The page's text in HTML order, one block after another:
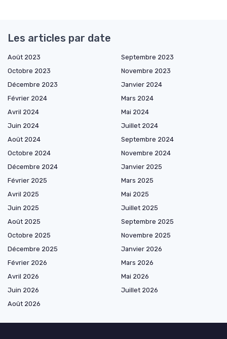
Les articles par date
Août 2023
Septembre 2023
Octobre 2023
Novembre 2023
Décembre 2023
Janvier 2024
Février 2024
Mars 2024
Avril 2024
Mai 2024
Juin 2024
Juillet 2024
Août 2024
Septembre 2024
Octobre 2024
Novembre 2024
Décembre 2024
Janvier 2025
Février 2025
Mars 2025
Avril 2025
Mai 2025
Juin 2025
Juillet 2025
Août 2025
Septembre 2025
Octobre 2025
Novembre 2025
Décembre 2025
Janvier 2026
Février 2026
Mars 2026
Avril 2026
Mai 2026
Juin 2026
Juillet 2026
Août 2026